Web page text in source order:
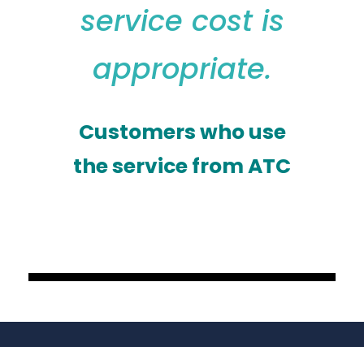
service cost is
appropriate.
Customers who use
the service from ATC